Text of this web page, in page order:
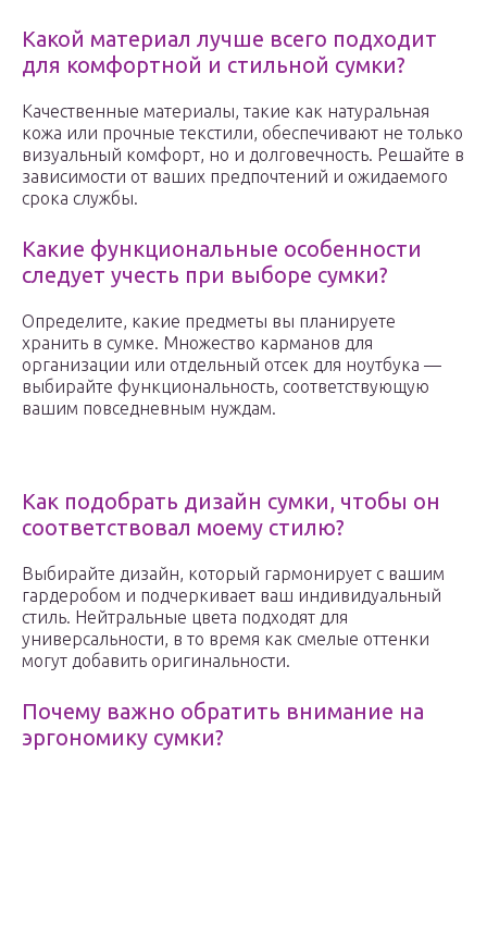
Какой материал лучше всего подходит
для комфортной и стильной сумки?
Качественные материалы, такие как натуральная
кожа или прочные текстили, обеспечивают не только
визуальный комфорт, но и долговечность. Решайте в
зависимости от ваших предпочтений и ожидаемого
срока службы.
Какие функциональные особенности
следует учесть при выборе сумки?
Определите, какие предметы вы планируете
хранить в сумке. Множество карманов для
организации или отдельный отсек для ноутбука —
выбирайте функциональность, соответствующую
вашим повседневным нуждам.
Как подобрать дизайн сумки, чтобы он
соответствовал моему стилю?
Выбирайте дизайн, который гармонирует с вашим
гардеробом и подчеркивает ваш индивидуальный
стиль. Нейтральные цвета подходят для
универсальности, в то время как смелые оттенки
могут добавить оригинальности.
Почему важно обратить внимание на
эргономику сумки?